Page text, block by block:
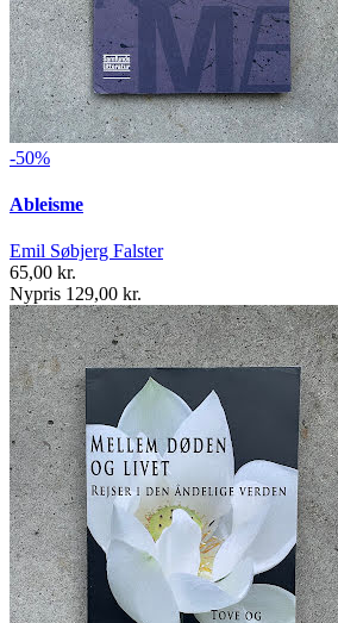
-50%
Ableisme
Emil Søbjerg Falster
65,00 kr.
Nypris 129,00 kr.